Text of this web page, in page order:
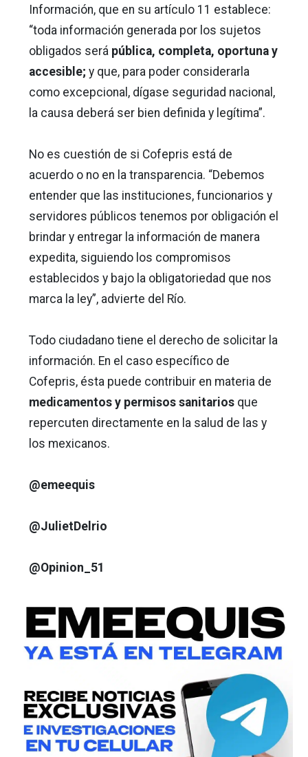
Información, que en su artículo 11 establece:
“toda información generada por los sujetos
obligados será pública, completa, oportuna y
accesible; y que, para poder considerarla
como excepcional, dígase seguridad nacional,
la causa deberá ser bien definida y legítima”.
No es cuestión de si Cofepris está de
acuerdo o no en la transparencia. “Debemos
entender que las instituciones, funcionarios y
servidores públicos tenemos por obligación el
brindar y entregar la información de manera
expedita, siguiendo los compromisos
establecidos y bajo la obligatoriedad que nos
marca la ley”, advierte del Río.
Todo ciudadano tiene el derecho de solicitar la
información. En el caso específico de
Cofepris, ésta puede contribuir en materia de
medicamentos y permisos sanitarios que
repercuten directamente en la salud de las y
los mexicanos.
@emeequis
@JulietDelrio
@Opinion_51